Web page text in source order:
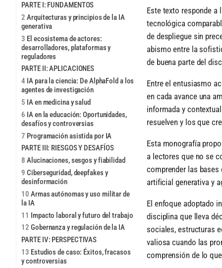
PARTE I: FUNDAMENTOS
2 Arquitecturas y principios de la IA
generativa
3 El ecosistema de actores:
desarrolladores, plataformas y
reguladores
PARTE II: APLICACIONES
4 IA para la ciencia: De AlphaFold a los
agentes de investigación
5 IA en medicina y salud
6 IA en la educación: Oportunidades,
desafíos y controversias
7 Programación asistida por IA
PARTE III: RIESGOS Y DESAFÍOS
8 Alucinaciones, sesgos y fiabilidad
9 Ciberseguridad, deepfakes y
desinformación
10 Armas autónomas y uso militar de
la IA
11 Impacto laboral y futuro del trabajo
12 Gobernanza y regulación de la IA
PARTE IV: PERSPECTIVAS
13 Estudios de caso: Éxitos, fracasos
y controversias
Este texto responde
tecnológica
de despliegue sin
abismo entre la
de buena parte del
Entre el entusiasmo
en cada avance una
informada y
resuelven y los que
Esta monografía
a lectores que no se
comprender las
artificial generativa y
El enfoque adoptado
disciplina que lleva
sociales, estructuras
valiosa cuando las
comprensión de lo